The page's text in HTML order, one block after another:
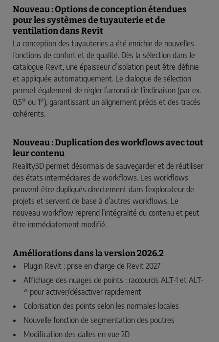
Nouveau : Options de conception étendues
pour les systèmes de tuyauterie et de
ventilation dans Revit
La conception des tuyauteries a été enrichie de nouvelles
fonctions de confort et de qualité. Dès la sélection dans le
catalogue Revit, une épaisseur d’isolation peut être définie
et appliquée automatiquement. Le dialogue de sélection
permet également de régler l’arrondi de l’inclinaison (par ex.
0,5° ou 1°), garantissant un alignement précis et des tracés
cohérents.
Nouveau : Duplication des workflows avec tout
leur contenu
Reality3D permet désormais de sauvegarder et de réutiliser
des états intermédiaires de workflows. Les workflows
peuvent être dupliqués directement dans l’explorateur de
projets et servent de base à d’autres workflows. Le
nouveau workflow reprend l’intégralité du contenu et peut
être immédiatement modifié.
Améliorations dans la version 2026.2
Plugin Revit : prise en charge de Revit 2027
Affichage des nuages de points : raccourcis ALT-1 et ALT-
^ pour activer/désactiver rapidement
Colorisation des points selon les normales locales
Nouvelle fonction de segmentation des poutres
Modification des dalles en vue 2D